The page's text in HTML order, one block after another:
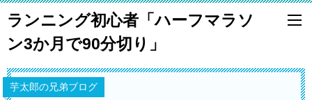
ランニング初心者「ハーフマラソ
ン3か月で90分切り」
芋太郎の兄弟ブログ